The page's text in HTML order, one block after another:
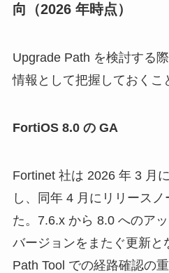
向（2026 年時点）
Upgrade Path を検討する
情報として把握しておくこ
FortiOS 8.0 の GA
Fortinet 社は 2026 年 3 月
し、同年 4 月にリリース
た。7.6.x から 8.0 へのア
バージョンをまたぐ更新と
Path Tool での経路確認の